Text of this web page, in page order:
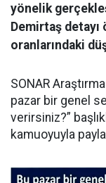
yönelik
Demirtaş detayı
oranlarındaki
SONAR
pazar bir genel
verirsiniz?”
kamuoyuyla